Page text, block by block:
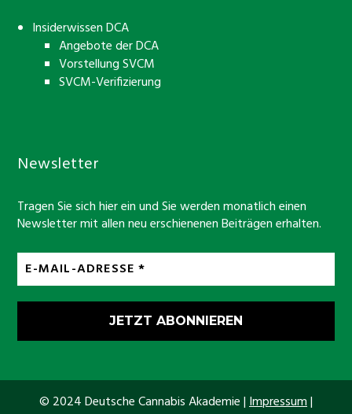
Insiderwissen DCA
Angebote der DCA
Vorstellung SVCM
SVCM-Verifizierung
Newsletter
Tragen Sie sich hier ein und Sie werden monatlich einen
Newsletter mit allen neu erschienenen Beiträgen erhalten.
© 2024 Deutsche Cannabis Akademie |Impressum|